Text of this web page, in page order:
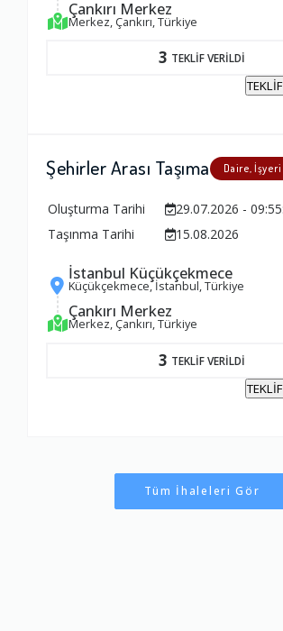
Çankırı Merkez
Merkez, Çankırı, Türkiye
3 TEKLİF VERİLDİ
Şehirler Arası Taşıma Daire, İşyeri
Oluşturma Tarihi
29.07.2026 -
Taşınma Tarihi
15.08.2026
İstanbul Küçükçekmece
Küçükçekmece, İstanbul, Türkiye
Çankırı Merkez
Merkez, Çankırı, Türkiye
3 TEKLİF VERİLDİ
Tüm İhaleleri Gör